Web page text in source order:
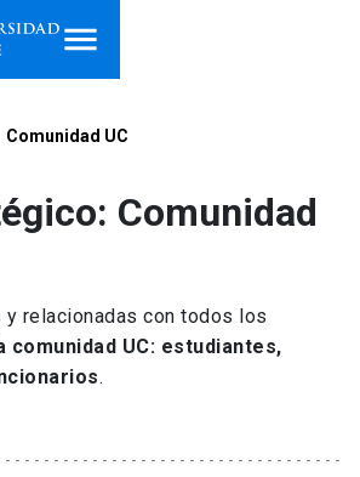
e
launch
Comunidad UC
Comunidad
relacionadas con todos los
comunidad UC: estudiantes,
.